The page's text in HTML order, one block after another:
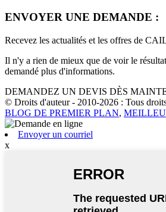
ENVOYER UNE DEMANDE :
Recevez les actualités et les offres de
Il n'y a rien de mieux que de voir le
demandé plus d'informations.
DEMANDEZ UN DEVIS DÈS
© Droits d'auteur - 2010-2026 : Tous
BLOG DE PREMIER PLAN,
Envoyer un courriel
x